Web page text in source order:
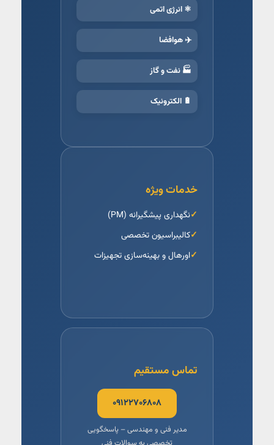
⚛️ انرژی اتمی
✈️ هوافضا
🏭 نفت و گاز
🔋 الکترونیک
خدمات ویژه
نگهداری پیشگیرانه (PM)
کالیبراسیون تخصصی
اورهال و بهینه‌سازی تجهیزات
تماس مستقیم
۰۹۱۲۲۷۰۶۸۰۸
مدیر فنی و مهندسی – پاسخگویی